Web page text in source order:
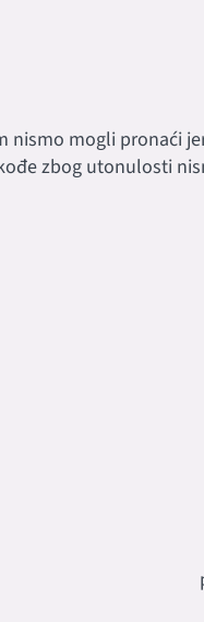
nismo mogli pronaći
zbog utonulosti